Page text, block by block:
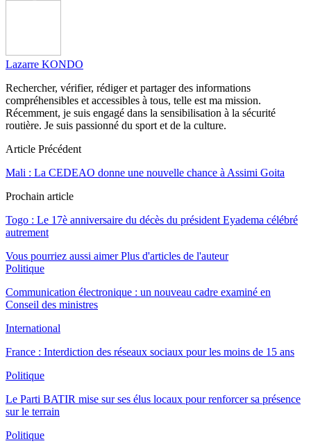
Lazarre KONDO
Rechercher, vérifier, rédiger et partager des informations
compréhensibles et accessibles à tous, telle est ma mission.
Récemment, je suis engagé dans la sensibilisation à la sécurité
routière. Je suis passionné du sport et de la culture.
Article Précédent
Mali : La CEDEAO donne une nouvelle chance à Assimi Goita
Prochain article
Togo : Le 17è anniversaire du décès du président Eyadema célébré
autrement
Vous pourriez aussi aimer Plus d'articles de l'auteur
Politique
Communication électronique : un nouveau cadre examiné en
Conseil des ministres
International
France : Interdiction des réseaux sociaux pour les moins de 15 ans
Politique
Le Parti BATIR mise sur ses élus locaux pour renforcer sa présence
sur le terrain
Politique